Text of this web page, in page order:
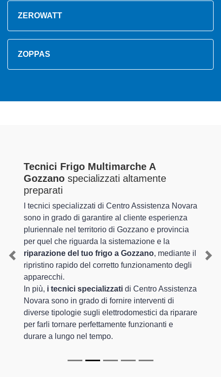
ZEROWATT
ZOPPAS
Tecnici Frigo Multimarche A
Gozzano specializzati altamente
preparati
I tecnici specializzati di Centro Assistenza Novara
sono in grado di garantire al cliente esperienza
pluriennale nel territorio di Gozzano e provincia
per quel che riguarda la sistemazione e la
riparazione del tuo frigo a Gozzano, mediante il
ripristino rapido del corretto funzionamento degli
apparecchi.
In più, i tecnici specializzati di Centro Assistenza
Novara sono in grado di fornire interventi di
diverse tipologie sugli elettrodomestici da riparare
per farli tornare perfettamente funzionanti e
durare a lungo nel tempo.
Previous